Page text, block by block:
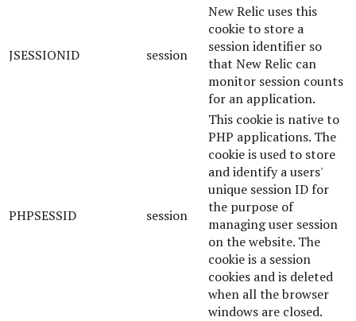
JSESSIONID session
New Relic uses this
cookie to store a
session identifier so
that New Relic can
monitor session counts
for an application.
PHPSESSID session
This cookie is native to
PHP applications. The
cookie is used to store
and identify a users'
unique session ID for
the purpose of
managing user session
on the website. The
cookie is a session
cookies and is deleted
when all the browser
windows are closed.